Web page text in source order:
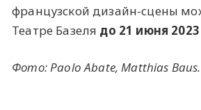
французской дизайн-сцены
Театре Базеля до 21 июня
Фото: Paolo Abate, Matthias Baus.